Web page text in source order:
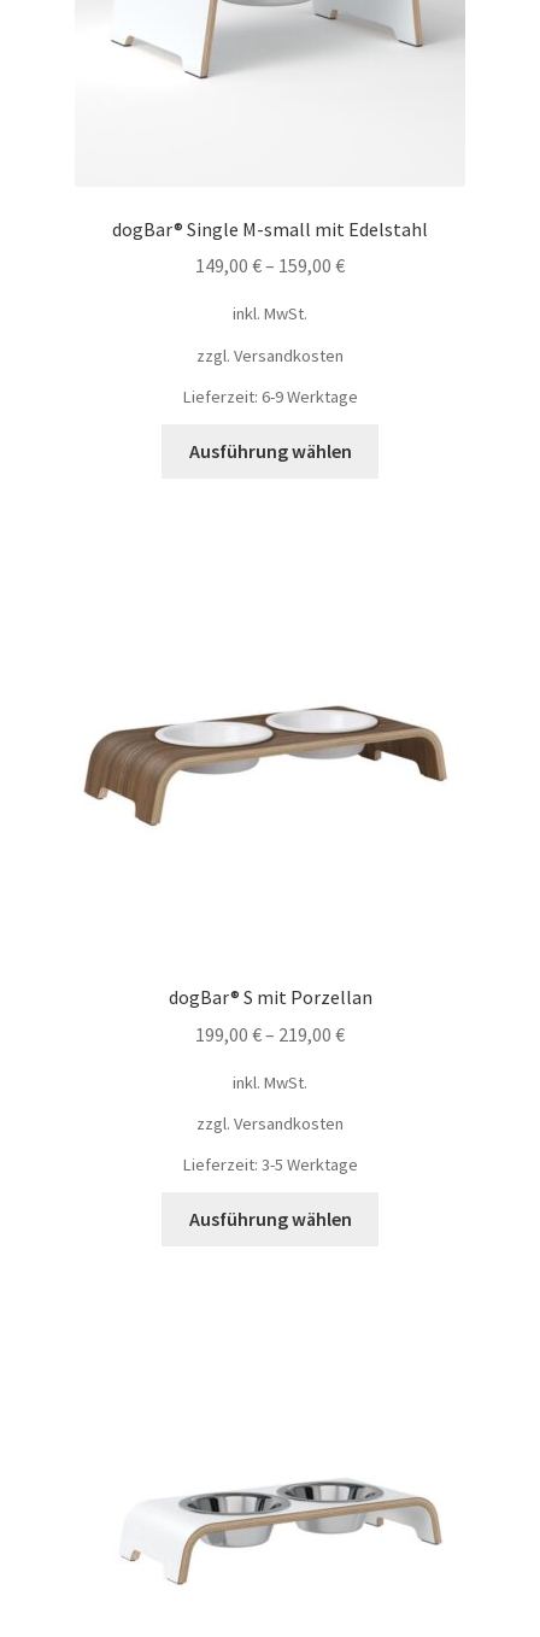
dogBar® Single M-small mit Edelstahl
149,00 €– 159,00 €
inkl. MwSt.
zzgl. Versandkosten
Lieferzeit: 6-9 Werktage
Ausführung wählen
dogBar® S mit Porzellan
199,00 €– 219,00 €
inkl. MwSt.
zzgl. Versandkosten
Lieferzeit: 3-5 Werktage
Ausführung wählen